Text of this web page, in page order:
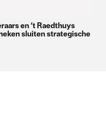
en ‘t Raedthuys
sluiten strategische